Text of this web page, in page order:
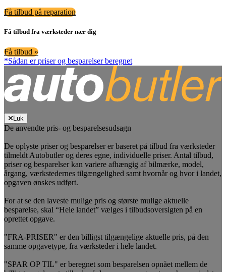
Få tilbud på reparation
Få tilbud fra værksteder nær dig
Få tilbud »
*Sådan er priser og besparelser beregnet
Luk
De anvendte pris- og besparelsesudsagn
De oplyste priser og besparelser er baseret på tilbud fra værksteder
tilmeldt Autobutler og deres egne, individuelle priser. Antal tilbud,
priser og besparelser kan variere afhængig af bilmærke, model,
årgang, værkstedernes tilgængelighed samt hvornår og hvor i landet,
opgaven ønskes udført.
For at se den laveste mulige pris og største mulige aktuelle
besparelse, skal “Hele landet” vælges i tilbudsoversigten på en
oprettet opgave.
"FRA-PRISER" er den billigst tilgængelige aktuelle pris, på den
samme opgavetype, fra værksteder i hele landet.
"SPAR OP TIL" er beregnet som besparelsen opnået mellem de